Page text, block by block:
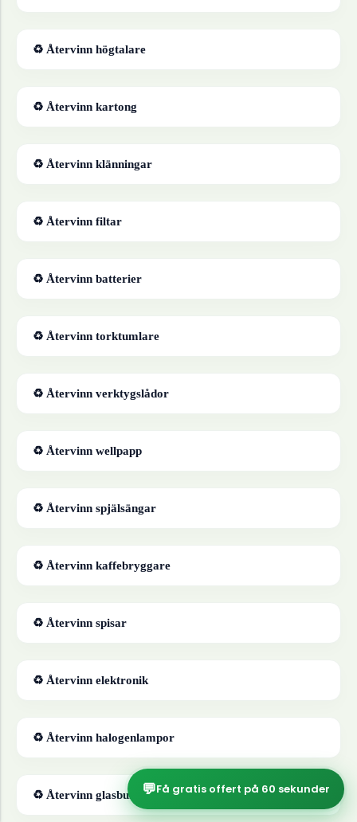
♻ Återvinn högtalare
♻ Återvinn kartong
♻ Återvinn klänningar
♻ Återvinn filtar
♻ Återvinn batterier
♻ Återvinn torktumlare
♻ Återvinn verktygslådor
♻ Återvinn wellpapp
♻ Återvinn spjälsängar
♻ Återvinn kaffebryggare
♻ Återvinn spisar
♻ Återvinn elektronik
♻ Återvinn halogenlampor
♻ Återvinn glasburkar
💬Få gratis offert på 60 sekunder